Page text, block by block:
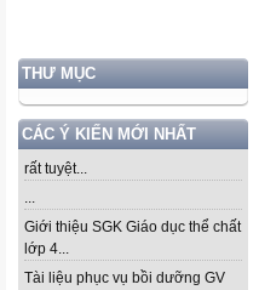
THƯ MỤC
CÁC Ý KIẾN MỚI NHẤT
rất tuyệt...
...
Giới thiệu SGK Giáo dục thể chất
lớp 4...
Tài liệu phục vụ bồi dưỡng GV